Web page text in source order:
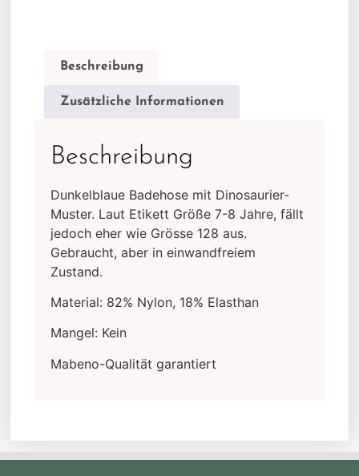
Beschreibung
Zusätzliche Informationen
Beschreibung
Dunkelblaue Badehose mit Dinosaurier-
Muster. Laut Etikett Größe 7-8 Jahre, fällt
jedoch eher wie Grösse 128 aus.
Gebraucht, aber in einwandfreiem
Zustand.
Material: 82% Nylon, 18% Elasthan
Mangel: Kein
Mabeno-Qualität garantiert